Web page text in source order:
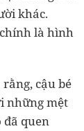
khác.
là hình
cậu bé
những mệt
đã quen